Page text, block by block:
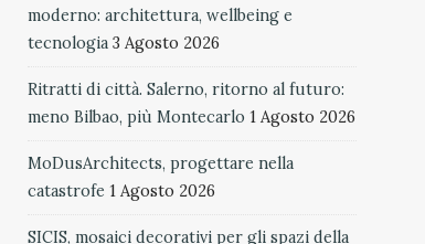
moderno: architettura, wellbeing e
tecnologia 3 Agosto 2026
Ritratti di città. Salerno, ritorno al futuro:
meno Bilbao, più Montecarlo 1 Agosto 2026
MoDusArchitects, progettare nella
catastrofe 1 Agosto 2026
SICIS, mosaici decorativi per gli spazi della